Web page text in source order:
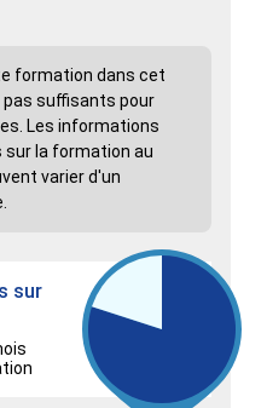
formation dans cet
suffisants pour
Les informations
la formation au
varier d'un
sur